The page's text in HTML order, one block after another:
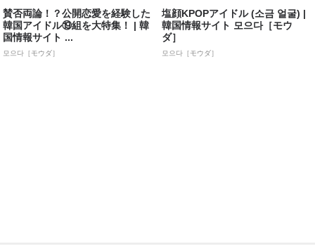
賛否両論！？公開恋愛を経験した
韓国アイドル⑲組を大特集！ | 韓
国情報サイト ...
모으다［モウダ］
塩顔KPOPアイドル (소금 얼굴) |
韓国情報サイト 모으다［モウ
ダ］
모으다［モウダ］